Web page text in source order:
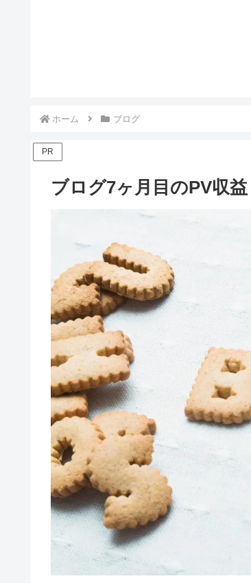
ホーム ブログ
PR
ブログ7ヶ月目のPV収